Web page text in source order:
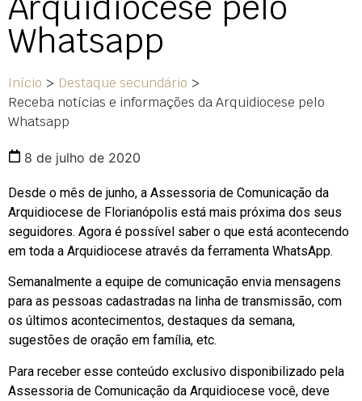
Whatsapp
Início > Destaque secundário >
Receba notícias e informações da Arquidiocese pelo
Whatsapp
8 de julho de 2020
Desde o mês de junho, a Assessoria de Comunicação da
Arquidiocese de Florianópolis está mais próxima dos seus
seguidores. Agora é possível saber o que está acontecendo
em toda a Arquidiocese através da ferramenta WhatsApp.
Semanalmente a equipe de comunicação envia mensagens
para as pessoas cadastradas na linha de transmissão, com
os últimos acontecimentos, destaques da semana,
sugestões de oração em família, etc.
Para receber esse conteúdo exclusivo disponibilizado pela
Assessoria de Comunicação da Arquidiocese você, deve